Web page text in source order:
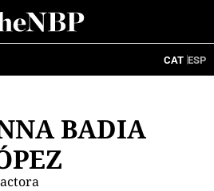
CAT ESP
BADIA